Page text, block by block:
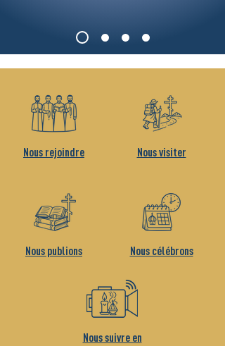
Nous rejoindre
Nous publions
Nous visiter
Nous célébrons
Nous suivre en